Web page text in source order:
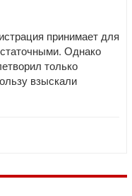
принимает для
Однако
только
взыскали